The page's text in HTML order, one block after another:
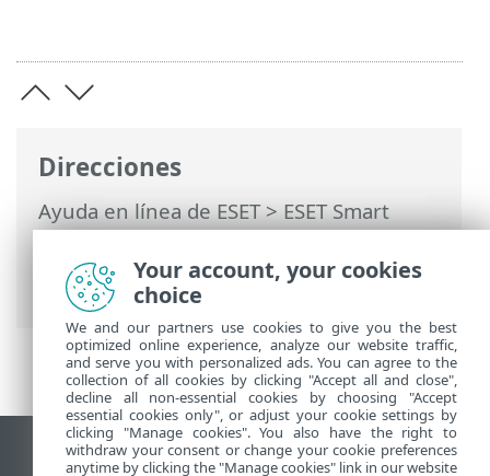
Direcciones
Ayuda en línea de ESET>ESET Smart
Security Premium>Configuración
avanzada
>Protecciones >Protección de
acceso a la red> Inspector de red
Ver sitio para ordenador
Your account, your cookies
choice
We and our partners use cookies to give you the best
optimized online experience, analyze our website traffic,
and serve you with personalized ads. You can agree to the
collection of all cookies by clicking "Accept all and close",
decline all non-essential cookies by choosing "Accept
essential cookies only", or adjust your cookie settings by
clicking "Manage cookies". You also have the right to
withdraw your consent or change your cookie preferences
anytime by clicking the "Manage cookies" link in our website